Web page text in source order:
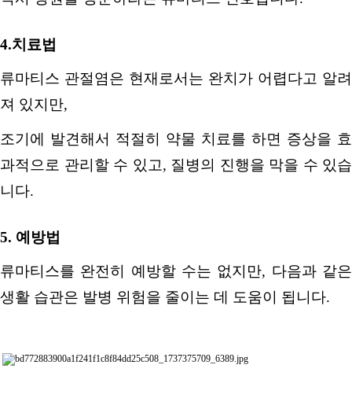
4.치료법
류마티스 관절염은 현재로서는 완치가 어렵다고 알려
져 있지만,
조기에 발견해서 적절히 약물 치료를 하면 증상을 효
과적으로 관리할 수 있고, 질병의 진행을 막을 수 있습
니다.
5. 예방법
류마티스를 완전히 예방할 수는 없지만, 다음과 같은
생활 습관은 발병 위험을 줄이는 데 도움이 됩니다.